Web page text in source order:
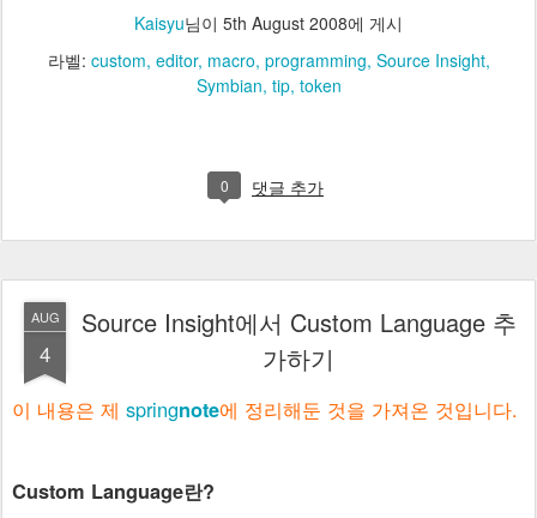
Kaisyu님이 5th August 2008에 게시
라벨: custom editor macro programming Source Insight
Symbian tip token
0 댓글 추가
AUG
4
Source Insight에서 Custom Language 추
가하기
이 내용은 제 springnote에 정리해둔 것을 가져온 것입니다.
Custom Language란?